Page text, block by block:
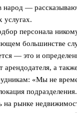
народ —
услугах.
персонала
большинстве
— это и
арендодателя, а
«Мы не
на рынке